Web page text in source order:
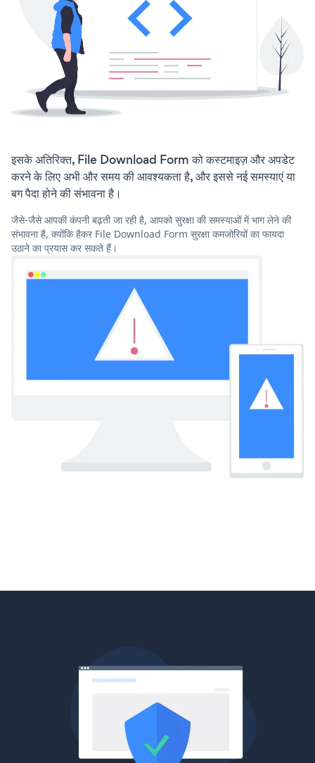
इसके अतिरिक्त, File Download Form को कस्टमाइज़ और अपडेट
करने के लिए अभी और समय की आवश्यकता है, और इससे नई समस्याएं या
बग पैदा होने की संभावना है।
जैसे-जैसे आपकी कंपनी बढ़ती जा रही है, आपको सुरक्षा की समस्याओं में भाग लेने की
संभावना है, क्योंकि हैकर File Download Form सुरक्षा कमजोरियों का फायदा
उठाने का प्रयास कर सकते हैं।